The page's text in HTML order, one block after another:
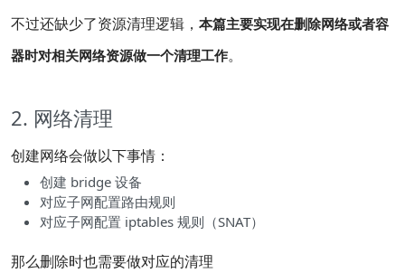
不过还缺少了资源清理逻辑， 本篇主要实现在删除网络或者容
器时对相关网络资源做一个清理工作。
2. 网络清理
创建网络会做以下事情：
创建 bridge 设备
对应子网配置路由规则
对应子网配置 iptables 规则（SNAT）
那么删除时也需要做对应的清理